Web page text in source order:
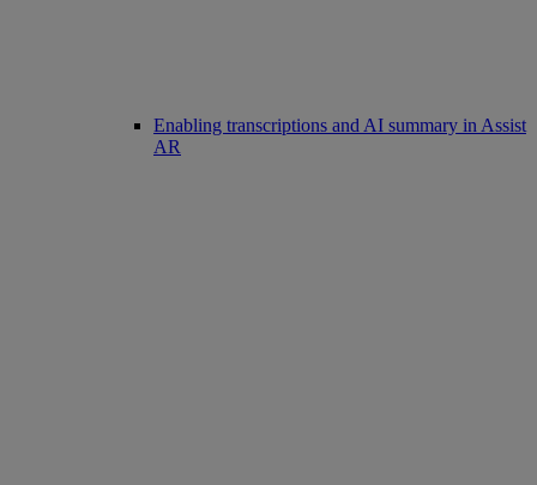
Enabling transcriptions and AI summary in Assist
AR